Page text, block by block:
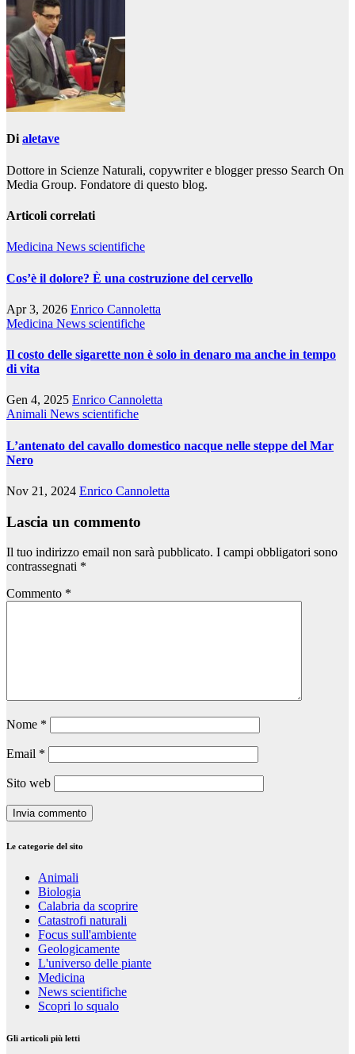
Dialetave
Dottore in Scienze Naturali, copywriter e blogger presso Search On
Media Group. Fondatore di questo blog.
Articoli correlati
Medicina News scientifiche
Cos’è il dolore? È una costruzione del cervello
Apr 3, 2026 Enrico Cannoletta
Medicina News scientifiche
Il costo delle sigarette non è solo in denaro ma anche in tempo
di vita
Gen 4, 2025 Enrico Cannoletta
Animali News scientifiche
L’antenato del cavallo domestico nacque nelle steppe del Mar
Nero
Nov 21, 2024 Enrico Cannoletta
Lascia un commento
Il tuo indirizzo email non sarà pubblicato. I campi obbligatori sono
contrassegnati *
Commento *
Nome *
Email *
Sito web
Le categorie del sito
Animali
Biologia
Calabria da scoprire
Catastrofi naturali
Focus sull'ambiente
Geologicamente
L'universo delle piante
Medicina
News scientifiche
Scopri lo squalo
Gli articoli più letti